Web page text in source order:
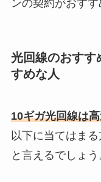
ンの契約がおすす
光回線のおすす
すめな人
10ギガ光回線は
以下に当てはま
と言えるでしょう